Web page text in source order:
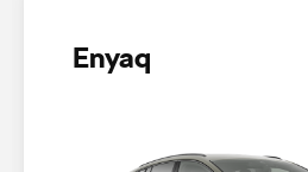
Enyaq